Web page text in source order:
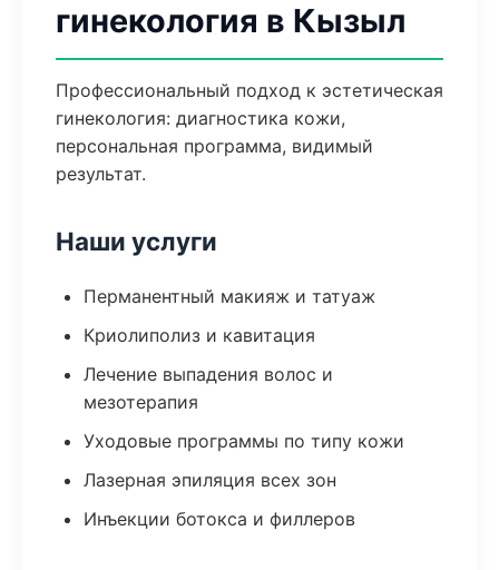
гинекология в Кызыл
Профессиональный подход к эстетическая
гинекология: диагностика кожи,
персональная программа, видимый
результат.
Наши услуги
Перманентный макияж и татуаж
Криолиполиз и кавитация
Лечение выпадения волос и
мезотерапия
Уходовые программы по типу кожи
Лазерная эпиляция всех зон
Инъекции ботокса и филлеров